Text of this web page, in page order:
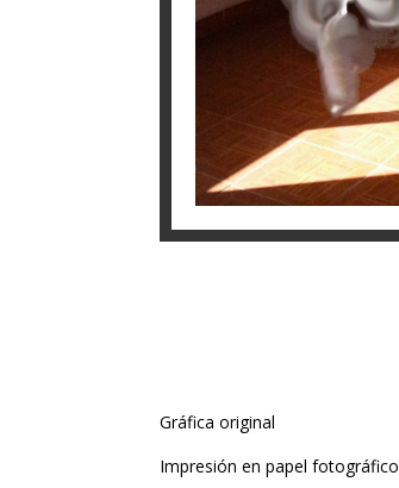
Gráfica original
Impresión en papel fotográfico